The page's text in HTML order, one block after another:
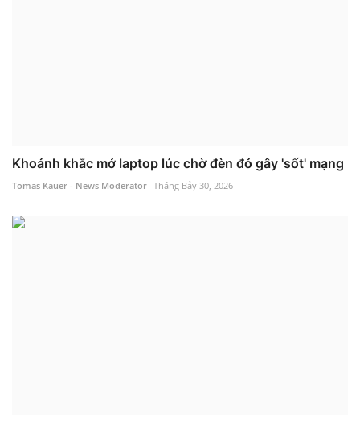
Khoảnh khắc mở laptop lúc chờ đèn đỏ gây 'sốt' mạng
Tomas Kauer - News Moderator Tháng Bảy 30, 2026